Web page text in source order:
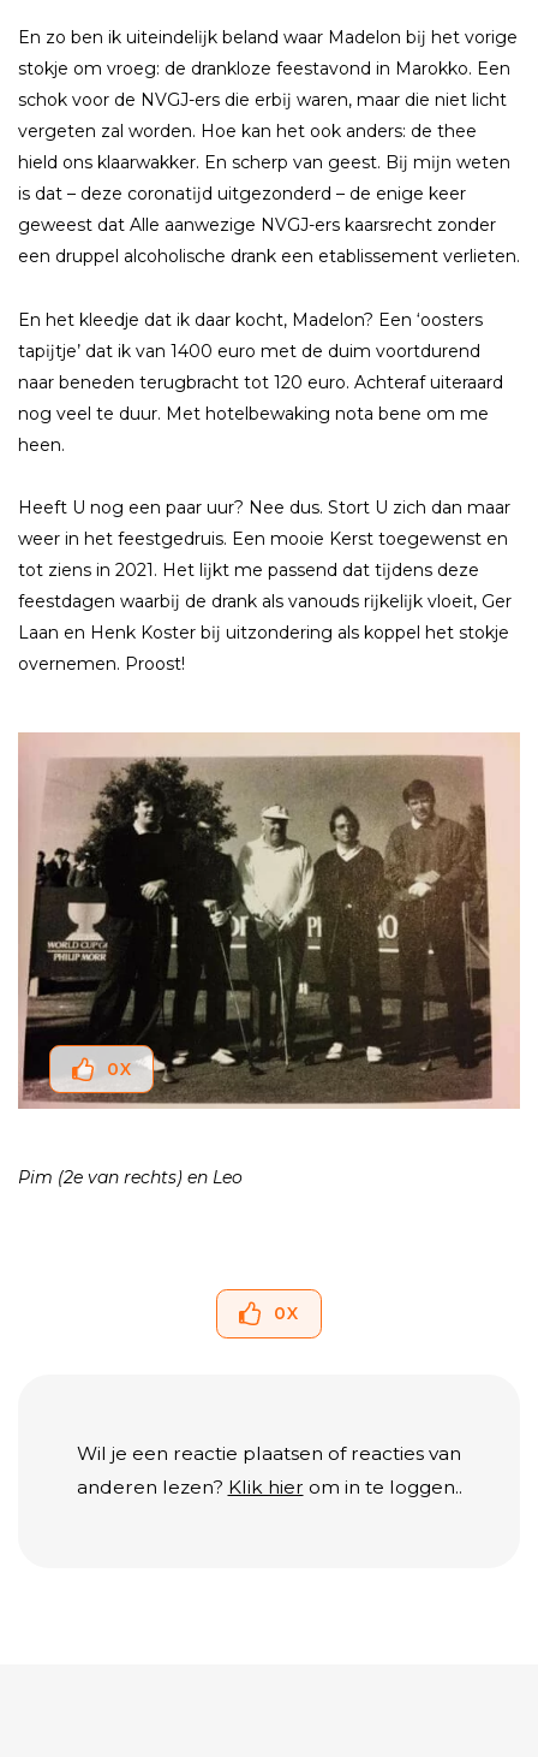
En zo ben ik uiteindelĳk beland waar Madelon bĳ het vorige
stokje om vroeg: de drankloze feestavond in Marokko. Een
schok voor de NVGJ-ers die erbĳ waren, maar die niet licht
vergeten zal worden. Hoe kan het ook anders: de thee
hield ons klaarwakker. En scherp van geest. Bĳ mĳn weten
is dat – deze coronatĳd uitgezonderd – de enige keer
geweest dat Alle aanwezige NVGJ-ers kaarsrecht zonder
een druppel alcoholische drank een etablissement verlieten.
En het kleedje dat ik daar kocht, Madelon? Een ‘oosters
tapĳtje’ dat ik van 1400 euro met de duim voortdurend
naar beneden terugbracht tot 120 euro. Achteraf uiteraard
nog veel te duur. Met hotelbewaking nota bene om me
heen.
Heeft U nog een paar uur? Nee dus. Stort U zich dan maar
weer in het feestgedruis. Een mooie Kerst toegewenst en
tot ziens in 2021. Het lĳkt me passend dat tĳdens deze
feestdagen waarbĳ de drank als vanouds rĳkelĳk vloeit, Ger
Laan en Henk Koster bĳ uitzondering als koppel het stokje
overnemen. Proost!
0X
Pim (2e van rechts) en Leo
0X
Wil je een reactie plaatsen of reacties van
anderen lezen? Klik hier om in te loggen..